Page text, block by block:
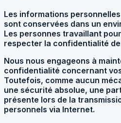
Les informations
sont conservées dans un
Les personnes travaillant
respecter la confidentialité
Nous nous engageons à
confidentialité concernant
Toutefois, comme aucun
une sécurité absolue, une
présente lors de la
personnels via Internet.